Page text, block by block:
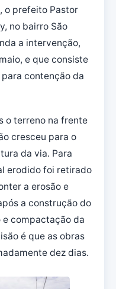
o prefeito Pastor
no bairro São
a intervenção,
e que consiste
contenção da
o terreno na frente
cresceu para o
da via. Para
erodido foi retirado
a erosão e
a construção do
compactação da
é que as obras
dez dias.